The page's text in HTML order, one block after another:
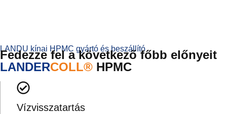
LANDU kínai HPMC gyártó és beszállító
Fedezze fel a következő főbb előnyeit
LANDERCOLL® HPMC
Vízvisszatartás